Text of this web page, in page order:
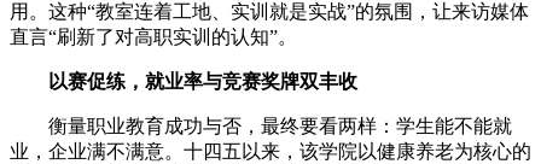
用。这种“教室连着工地、实训就是实战”的氛围，让来访媒体
直言“刷新了对高职实训的认知”。
以赛促练，就业率与竞赛奖牌双丰收
衡量职业教育成功与否，最终要看两样：学生能不能就
业，企业满不满意。十四五以来，该学院以健康养老为核心的